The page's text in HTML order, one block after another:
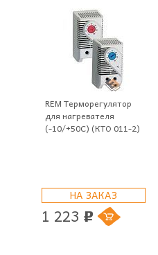
REM Терморегулятор
для нагревателя
(-10/+50С) (КТО 011-2)
НА ЗАКАЗ
1 223 p